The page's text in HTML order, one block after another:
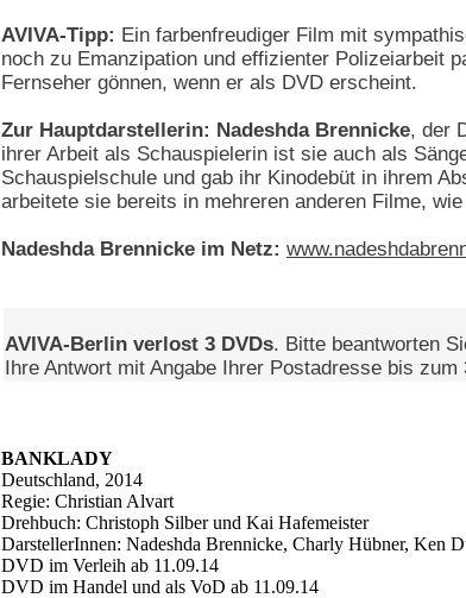
AVIVA-Tipp: Ein farbenfreudiger Film mit
noch zu Emanzipation und effizienter Polizeiarbeit
Fernseher gönnen, wenn er als DVD erscheint.
Zur Hauptdarstellerin: Nadeshda Brennicke, der
ihrer Arbeit als Schauspielerin ist sie auch als
Schauspielschule und gab ihr Kinodebüt in ihrem
arbeitete sie bereits in mehreren anderen Filme, wie
Nadeshda Brennicke im Netz:
AVIVA-Berlin verlost 3 DVDs. Bitte beantworten
Ihre Antwort mit Angabe Ihrer Postadresse bis
BANKLADY
Deutschland, 2014
Regie: Christian Alvart
Drehbuch: Christoph Silber und Kai Hafemeister
DarstellerInnen: Nadeshda Brennicke, Charly Hübner, Ken
DVD im Verleih ab 11.09.14
DVD im Handel und als VoD ab 11.09.14